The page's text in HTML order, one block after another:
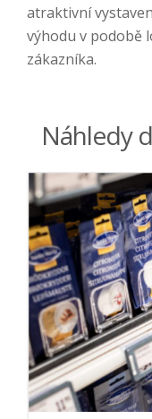
atraktivní
výhodu v podobě
zákazníka.
Náhledy